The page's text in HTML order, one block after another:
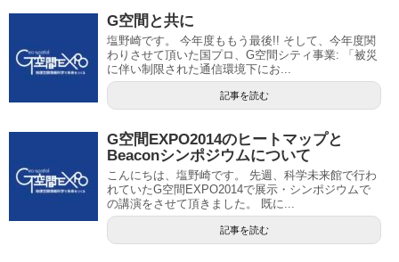
G空間と共に
塩野崎です。 今年度ももう最後!! そして、今年度関
わりさせて頂いた国プロ、G空間シティ事業: 「被災
に伴い制限された通信環境下にお...
記事を読む
G空間EXPO2014のヒートマップと
Beaconシンポジウムについて
こんにちは、塩野崎です。 先週、科学未来館で行わ
れていたG空間EXPO2014で展示・シンポジウムで
の講演をさせて頂きました。 既に...
記事を読む